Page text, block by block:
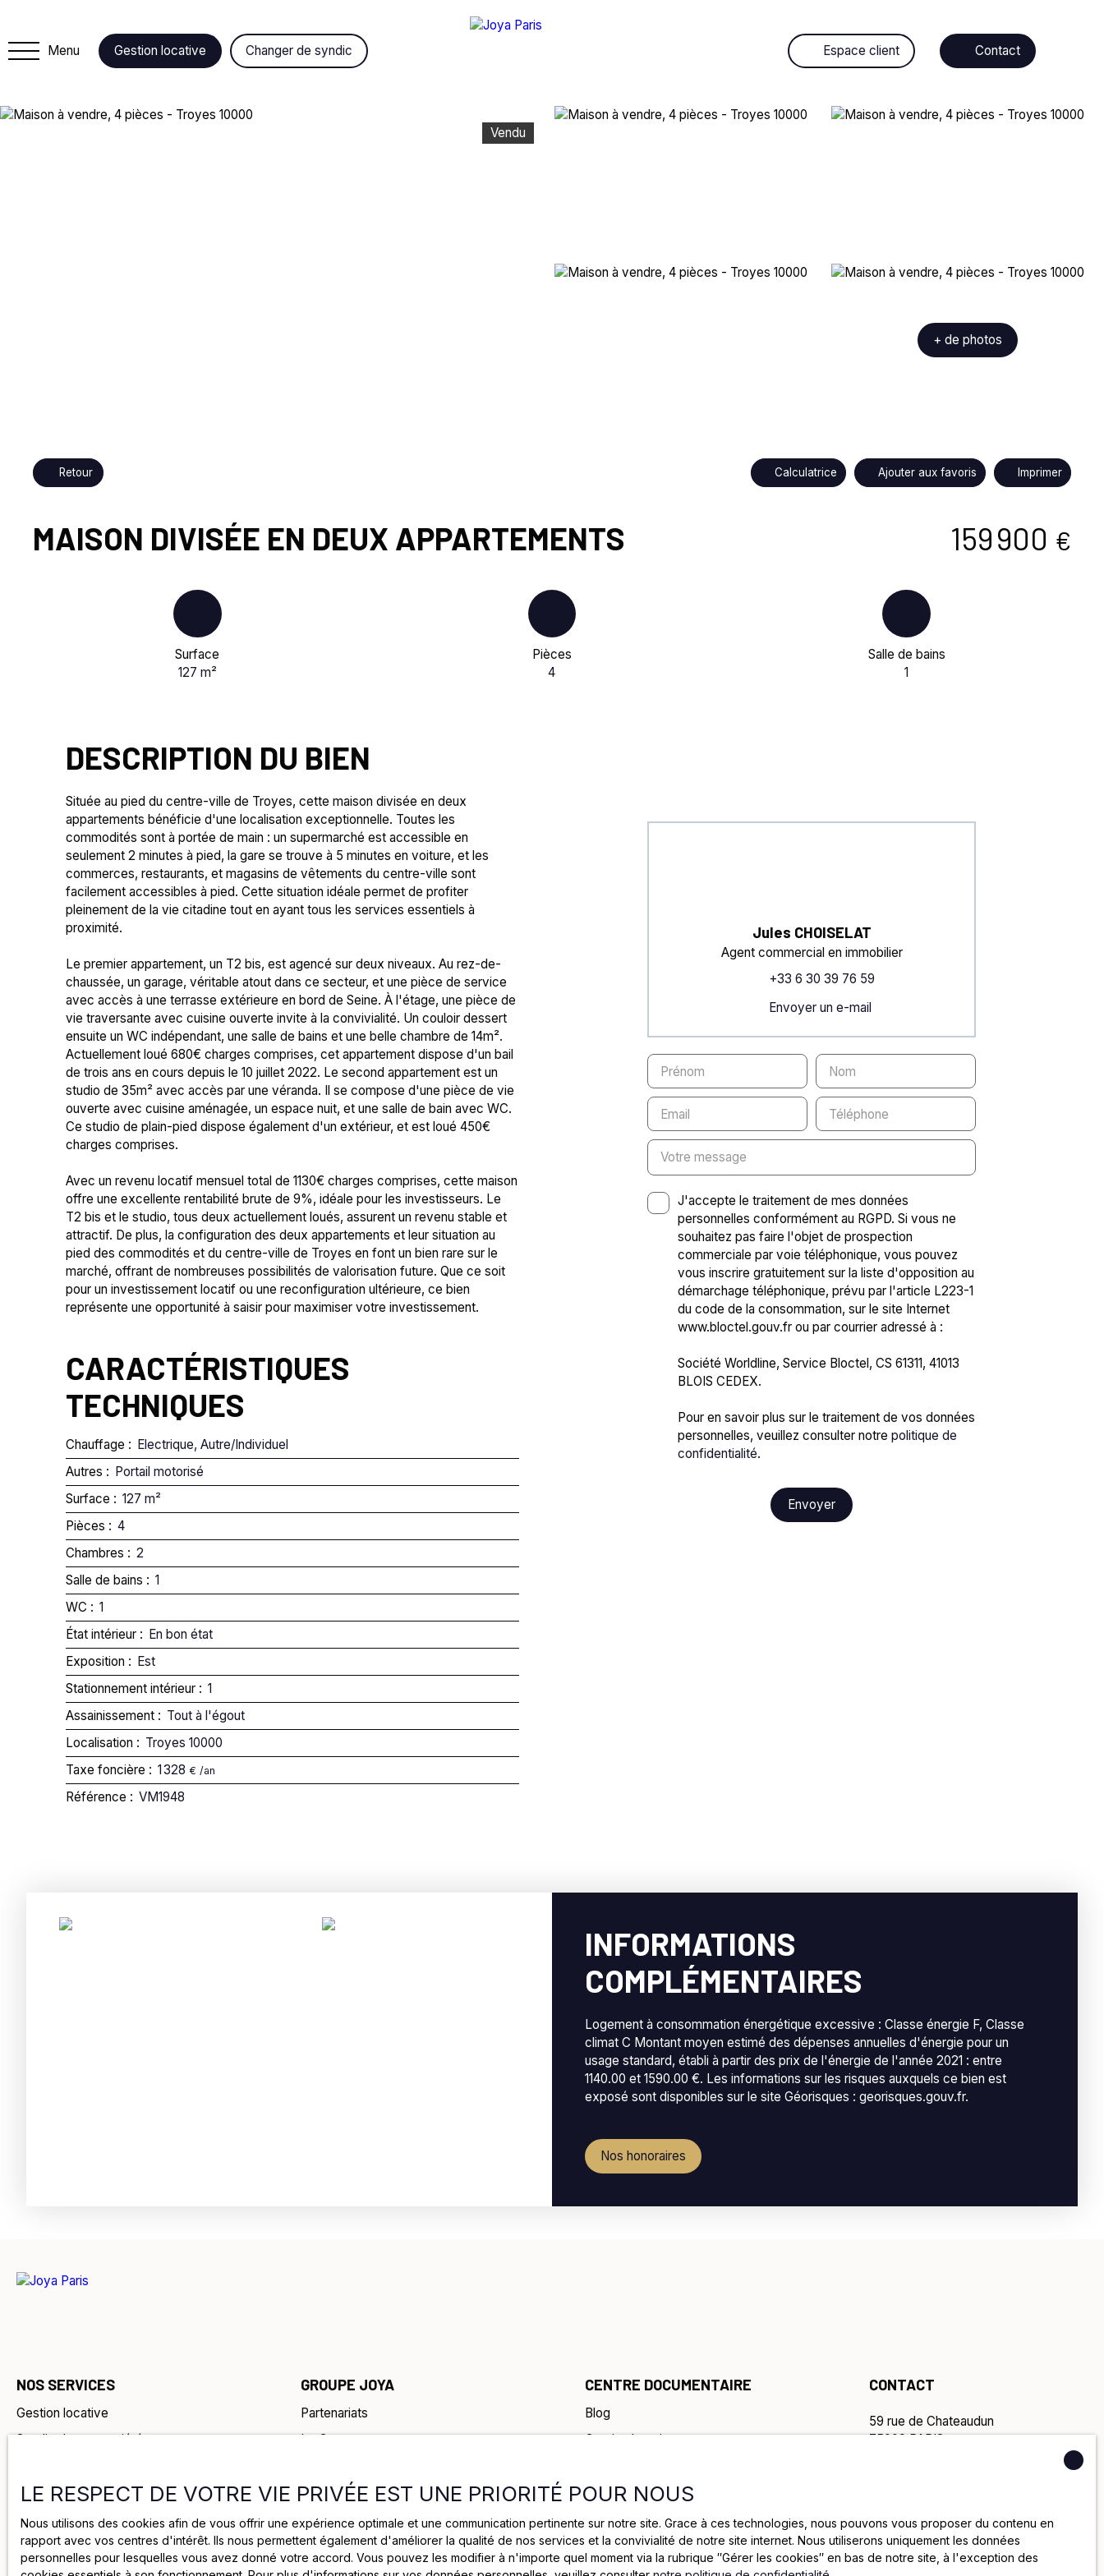
Menu Gestion locative Changer de syndic Espace client Contact
Vendu
+ de photos
Retour Calculatrice Ajouter aux favoris Imprimer
MAISON DIVISÉE EN DEUX APPARTEMENTS 159 900 €
Surface
127 m²
Pièces
4
Salle de bains
1
DESCRIPTION DU BIEN
Située au pied du centre-ville de Troyes, cette maison divisée en deux
appartements bénéficie d'une localisation exceptionnelle. Toutes les
commodités sont à portée de main : un supermarché est accessible en
seulement 2 minutes à pied, la gare se trouve à 5 minutes en voiture, et les
commerces, restaurants, et magasins de vêtements du centre-ville sont
facilement accessibles à pied. Cette situation idéale permet de profiter
pleinement de la vie citadine tout en ayant tous les services essentiels à
proximité.
Le premier appartement, un T2 bis, est agencé sur deux niveaux. Au rez-de-
chaussée, un garage, véritable atout dans ce secteur, et une pièce de service
avec accès à une terrasse extérieure en bord de Seine. À l'étage, une pièce de
vie traversante avec cuisine ouverte invite à la convivialité. Un couloir dessert
ensuite un WC indépendant, une salle de bains et une belle chambre de 14m².
Actuellement loué 680€ charges comprises, cet appartement dispose d'un bail
de trois ans en cours depuis le 10 juillet 2022. Le second appartement est un
studio de 35m² avec accès par une véranda. Il se compose d'une pièce de vie
ouverte avec cuisine aménagée, un espace nuit, et une salle de bain avec WC.
Ce studio de plain-pied dispose également d'un extérieur, et est loué 450€
charges comprises.
Avec un revenu locatif mensuel total de 1130€ charges comprises, cette maison
offre une excellente rentabilité brute de 9%, idéale pour les investisseurs. Le
T2 bis et le studio, tous deux actuellement loués, assurent un revenu stable et
attractif. De plus, la configuration des deux appartements et leur situation au
pied des commodités et du centre-ville de Troyes en font un bien rare sur le
marché, offrant de nombreuses possibilités de valorisation future. Que ce soit
pour un investissement locatif ou une reconfiguration ultérieure, ce bien
représente une opportunité à saisir pour maximiser votre investissement.
CARACTÉRISTIQUES
TECHNIQUES
Chauffage : Electrique, Autre/Individuel
Autres : Portail motorisé
Surface : 127 m²
Pièces : 4
Chambres : 2
Salle de bains : 1
WC : 1
État intérieur : En bon état
Exposition : Est
Stationnement intérieur : 1
Assainissement : Tout à l'égout
Localisation : Troyes 10000
Taxe foncière : 1 328 € /an
Référence : VM1948
Jules CHOISELAT
Agent commercial en immobilier
+33 6 30 39 76 59
Envoyer un e-mail
Prénom Nom
Email Téléphone
Votre message
J'accepte le traitement de mes données
personnelles conformément au RGPD. Si vous ne
souhaitez pas faire l'objet de prospection
commerciale par voie téléphonique, vous pouvez
vous inscrire gratuitement sur la liste d'opposition au
démarchage téléphonique, prévu par l'article L223-1
du code de la consommation, sur le site Internet
www.bloctel.gouv.fr ou par courrier adressé à :
Société Worldline, Service Bloctel, CS 61311, 41013
BLOIS CEDEX.
Pour en savoir plus sur le traitement de vos données
personnelles, veuillez consulter notre politique de
confidentialité.
Envoyer
INFORMATIONS
COMPLÉMENTAIRES
Logement à consommation énergétique excessive : Classe énergie F, Classe
climat C Montant moyen estimé des dépenses annuelles d'énergie pour un
usage standard, établi à partir des prix de l'énergie de l'année 2021 : entre
1140.00 et 1590.00 €. Les informations sur les risques auxquels ce bien est
exposé sont disponibles sur le site Géorisques : georisques.gouv.fr.
Nos honoraires
NOS SERVICES
Gestion locative
Syndic de copropriété
Vendre son bien
Acheter un bien
Louer un bien
GROUPE JOYA
Partenariats
Le Groupe
Nous rejoindre
Espace client
CENTRE DOCUMENTAIRE
Blog
Gestion locative
CONTACT
59 rue de Chateaudun
75009 PARIS
LE RESPECT DE VOTRE VIE PRIVÉE EST UNE PRIORITÉ POUR NOUS
Nous utilisons des cookies afin de vous offrir une expérience optimale et une communication pertinente sur notre site. Grace à ces technologies, nous pouvons vous proposer du contenu en
rapport avec vos centres d'intérêt. Ils nous permettent également d'améliorer la qualité de nos services et la convivialité de notre site internet. Nous utiliserons uniquement les données
personnelles pour lesquelles vous avez donné votre accord. Vous pouvez les modifier à n'importe quel moment via la rubrique ″Gérer les cookies″ en bas de notre site, à l'exception des